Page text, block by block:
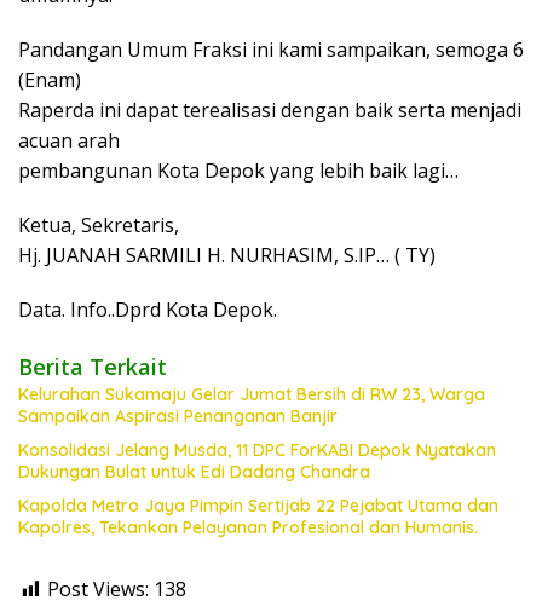
Pandangan Umum Fraksi ini kami sampaikan, semoga 6
(Enam)
Raperda ini dapat terealisasi dengan baik serta menjadi
acuan arah
pembangunan Kota Depok yang lebih baik lagi…
Ketua, Sekretaris,
Hj. JUANAH SARMILI H. NURHASIM, S.IP… ( TY)
Data. Info..Dprd Kota Depok.
Berita Terkait
Kelurahan Sukamaju Gelar Jumat Bersih di RW 23, Warga
Sampaikan Aspirasi Penanganan Banjir
Konsolidasi Jelang Musda, 11 DPC ForKABI Depok Nyatakan
Dukungan Bulat untuk Edi Dadang Chandra
Kapolda Metro Jaya Pimpin Sertijab 22 Pejabat Utama dan
Kapolres, Tekankan Pelayanan Profesional dan Humanis.
Post Views: 138